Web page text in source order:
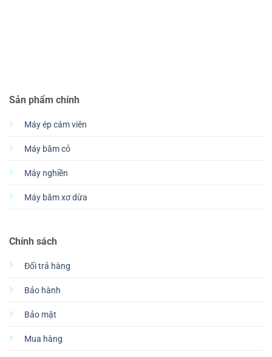
Sản phẩm chính
Máy ép cám viên
Máy băm cỏ
Máy nghiền
Máy băm xơ dừa
Chính sách
Đổi trả hàng
Bảo hành
Bảo mật
Mua hàng